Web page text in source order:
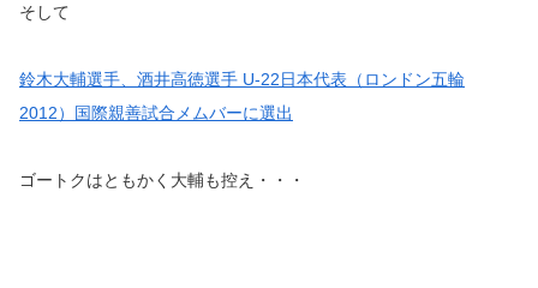
そして
鈴木大輔選手、酒井高徳選手 U-22日本代表（ロンドン五輪
2012）国際親善試合メムバーに選出
ゴートクはともかく大輔も控え・・・